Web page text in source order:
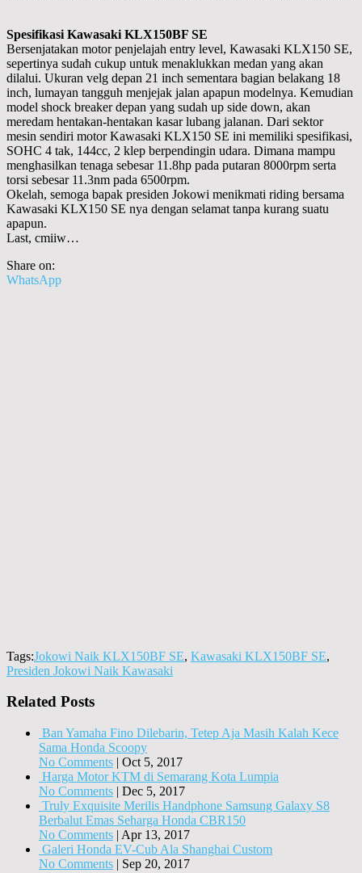
Spesifikasi Kawasaki KLX150BF SE
Bersenjatakan motor penjelajah entry level, Kawasaki KLX150 SE,
sepertinya sudah cukup untuk menaklukkan medan yang akan
dilalui. Ukuran velg depan 21 inch sementara bagian belakang 18
inch, lumayan tangguh menjejak jalan apapun modelnya. Kemudian
model shock breaker depan yang sudah up side down, akan
meredam hentakan-hentakan kasar lubang jalanan. Dari sektor
mesin sendiri motor Kawasaki KLX150 SE ini memiliki spesifikasi,
SOHC 4 tak, 144cc, 2 klep berpendingin udara. Dimana mampu
menghasilkan tenaga sebesar 11.8hp pada putaran 8000rpm serta
torsi sebesar 11.3nm pada 6500rpm.
Okelah, semoga bapak presiden Jokowi menikmati riding bersama
Kawasaki KLX150 SE nya dengan selamat tanpa kurang suatu
apapun.
Last, cmiiw…
Share on:
WhatsApp
Tags:Jokowi Naik KLX150BF SE, Kawasaki KLX150BF SE,
Presiden Jokowi Naik Kawasaki
Related Posts
Ban Yamaha Fino Dilebarin, Tetep Aja Masih Kalah Kece
Sama Honda Scoopy
No Comments | Oct 5, 2017
Harga Motor KTM di Semarang Kota Lumpia
No Comments | Dec 5, 2017
Truly Exquisite Merilis Handphone Samsung Galaxy S8
Berbalut Emas Seharga Honda CBR150
No Comments | Apr 13, 2017
Galeri Honda EV-Cub Ala Shanghai Custom
No Comments | Sep 20, 2017